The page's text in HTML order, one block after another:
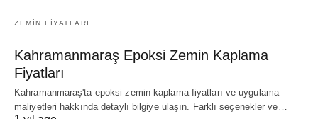
ZEMIN FIYATLARI
Kahramanmaraş Epoksi Zemin Kaplama
Fiyatları
Kahramanmaraş'ta epoksi zemin kaplama fiyatları ve uygulama
maliyetleri hakkında detaylı bilgiye ulaşın. Farklı seçenekler ve…